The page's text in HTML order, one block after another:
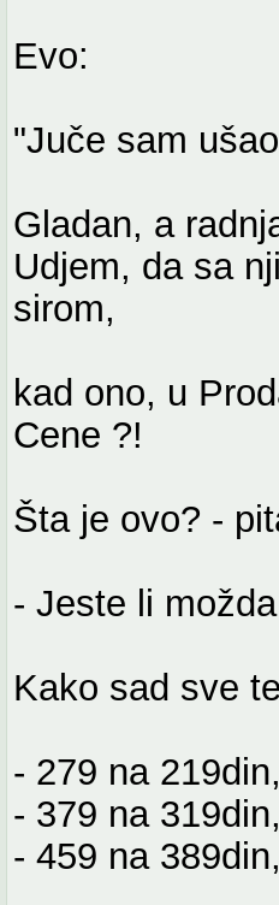
Evo:
"Juče sam
Gladan, a
Udjem, da sa
sirom,
kad ono, u
Cene ?!
Šta je ovo? -
- Jeste li
Kako sad sve
- 279 na
- 379 na
- 459 na